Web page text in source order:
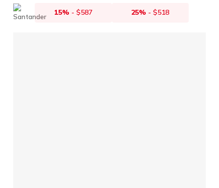
15% - $587 25% -$518